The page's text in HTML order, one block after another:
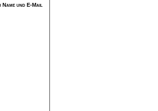
und E-Mail